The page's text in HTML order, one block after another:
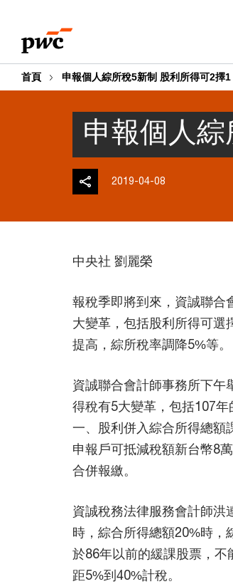
content
footer
首頁 申報個人綜所稅5新制 股利所得可2擇1
申報個人
2019-04-08
中央社 劉麗榮
報稅季即將到來，資誠聯合
大變革，包括股利所得可選
提高，綜所稅率調降5%等。
資誠聯合會計師事務所下午
得稅有5大變革，包括107年
一、股利併入綜合所得總額
申報戶可抵減稅額新台幣8
合併報繳。
資誠稅務法律服務會計師洪
時，綜合所得總額20%時，
於86年以前的緩課股票，
距5%到40%計稅。